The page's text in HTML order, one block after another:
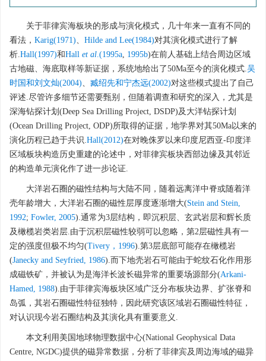
关于菲律宾海板块的形成与演化模式，几十年来一直有不同的
看法， Karig(1971)、 Hilde and Lee(1984)对其演化模式进行了解
析.Hall(1997)和Hall et al.(1995a, 1995b)在前人基础上结合周边区域
古地磁、海底取样等新证据，系统地给出了50Ma至今的演化模式.吴
时国和刘文灿(2004)、 臧绍先和宁杰远(2002)对这些模式提出了自己
评述.尽管许多细节还需要甄别，但随着调查和研究的深入，尤其是
深海钻探计划(Deep Sea Drilling Project, DSDP)及大洋钻探计划
(Ocean Drilling Project, ODP)所取得的证据，地学界对其50Ma以来的
演化历程已趋于共识.Hall(2012)在对晚侏罗以来印度尼西亚-印度洋
区域板块构造历史重建的论述中，对菲律宾板块西部边缘及其邻近
的构造单元演化作了进一步论证.
大洋岩石圈的磁性结构与大陆不同，随着远离洋中脊或随着洋
壳年龄增大，大洋岩石圈的磁性层厚度逐渐增大(Stein and Stein,
1992; Fowler, 2005).通常为3层结构，即沉积层、玄武岩层和辉长质
及橄榄岩类岩层.由于沉积层磁性较弱可以忽略，第2层磁性具有一
定的强度但极不均匀(Tivery，1996).第3层底部可能存在橄榄岩
(Janecky and Seyfried, 1986).而下地壳岩石可能由于蛇纹石化作用形
成磁铁矿，并被认为是海洋长波长磁异常的重要场源部分(Arkani-
Hamed, 1988).由于菲律宾海板块区域广泛分布板块边界、扩张脊和
岛弧，其岩石圈磁性特征独特，因此研究该区域岩石圈磁性特征，
对认识现今岩石圈结构及其演化具有重要意义.
本文利用美国地球物理数据中心(National Geophysical Data
Centre, NGDC)提供的磁异常数据，分析了菲律宾及周边海域的磁异